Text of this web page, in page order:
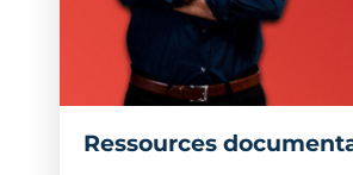
Ressources